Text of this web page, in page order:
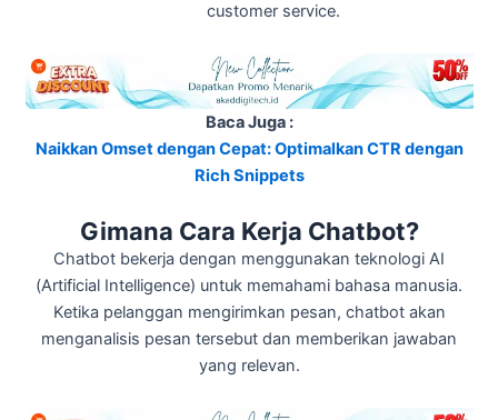
customer service.
Baca Juga :
Naikkan Omset dengan Cepat: Optimalkan CTR dengan
Rich Snippets
Gimana Cara Kerja Chatbot?
Chatbot bekerja dengan menggunakan teknologi AI
(Artificial Intelligence) untuk memahami bahasa manusia.
Ketika pelanggan mengirimkan pesan, chatbot akan
menganalisis pesan tersebut dan memberikan jawaban
yang relevan.